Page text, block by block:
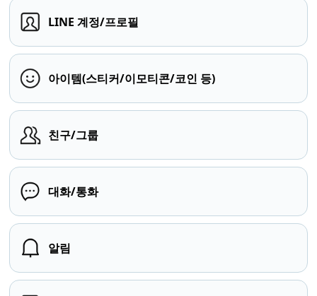
LINE 계정/프로필
아이템(스티커/이모티콘/코인 등)
친구/그룹
대화/통화
알림